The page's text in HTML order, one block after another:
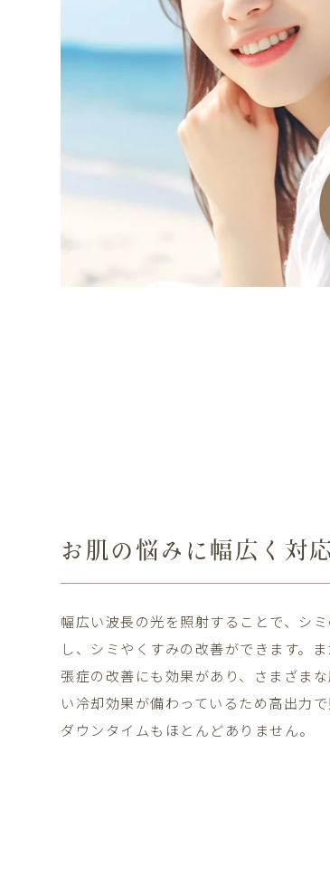
お肌の悩みに幅広く対
幅広い波長の光を照射することで、シ
し、シミやくすみの改善ができます。
張症の改善にも効果があり、さまざま
い冷却効果が備わっているため高出力
ダウンタイムもほとんどありません。